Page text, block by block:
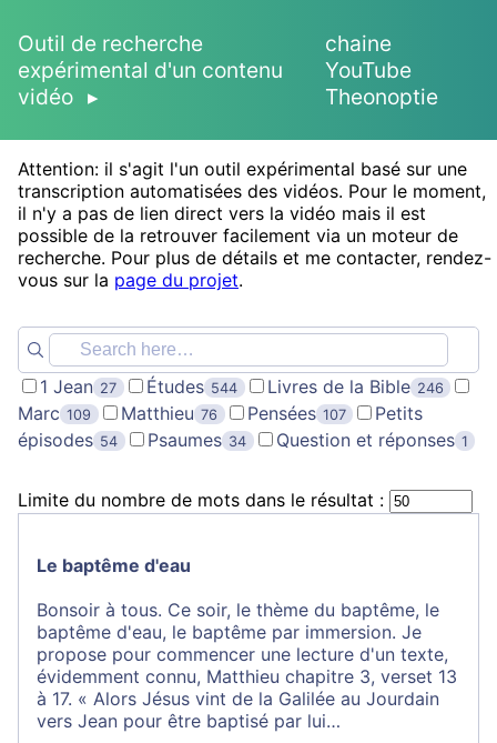
Outil de recherche
expérimental d'un contenu
vidéo
chaine
YouTube
Theonoptie
Attention: il s'agit l'un outil expérimental basé sur une
transcription automatisées des vidéos. Pour le moment,
il n'y a pas de lien direct vers la vidéo mais il est
possible de la retrouver facilement via un moteur de
recherche. Pour plus de détails et me contacter, rendez-
vous sur la page du projet.
1 Jean 27 Études 544 Livres de la Bible 246
Marc 109 Matthieu 76 Pensées 107
Petits
épisodes 54 Psaumes 34 Question et réponses 1
Limite du nombre de mots dans le résultat :
Le baptême d'eau
Bonsoir à tous. Ce soir, le thème du baptême, le
baptême d'eau, le baptême par immersion. Je
propose pour commencer une lecture d'un texte,
évidemment connu, Matthieu chapitre 3, verset 13
à 17. « Alors Jésus vint de la Galilée au Jourdain
vers Jean pour être baptisé par lui…